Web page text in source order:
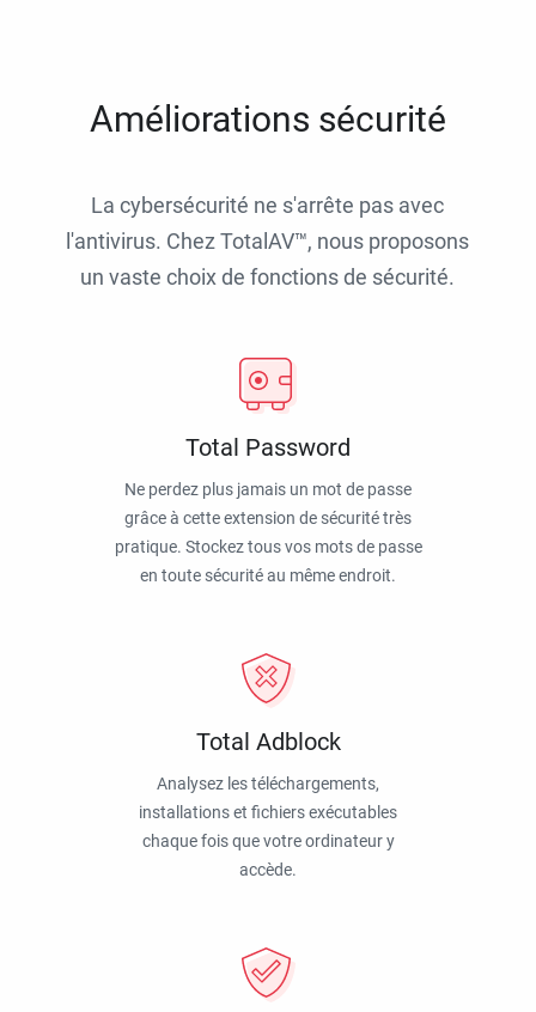
Améliorations sécurité
La cybersécurité ne s'arrête pas avec
l'antivirus. Chez TotalAV™, nous proposons
un vaste choix de fonctions de sécurité.
Total Password
Ne perdez plus jamais un mot de passe
grâce à cette extension de sécurité très
pratique. Stockez tous vos mots de passe
en toute sécurité au même endroit.
Total Adblock
Analysez les téléchargements,
installations et fichiers exécutables
chaque fois que votre ordinateur y
accède.